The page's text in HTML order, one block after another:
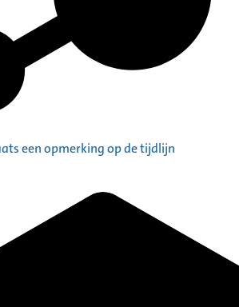
een opmerking op de tijdlijn